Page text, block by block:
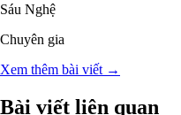
Sáu Nghệ
Chuyên gia
Xem thêm bài viết →
Bài viết liên quan